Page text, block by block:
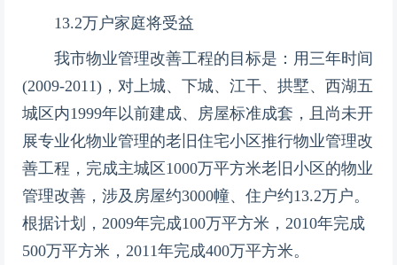
13.2万户家庭将受益
我市物业管理改善工程的目标是：用三年时间
(2009-2011)，对上城、下城、江干、拱墅、西湖五
城区内1999年以前建成、房屋标准成套，且尚未开
展专业化物业管理的老旧住宅小区推行物业管理改
善工程，完成主城区1000万平方米老旧小区的物业
管理改善，涉及房屋约3000幢、住户约13.2万户。
根据计划，2009年完成100万平方米，2010年完成
500万平方米，2011年完成400万平方米。